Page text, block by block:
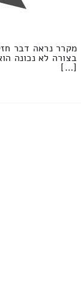
מקרר נראה דבר
בצורה לא נכונה
[…]